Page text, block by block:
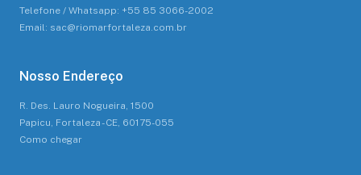
Telefone / Whatsapp: +55 85 3066-2002
Email: sac@riomarfortaleza.com.br
Nosso Endereço
R. Des. Lauro Nogueira, 1500
Papicu, Fortaleza - CE, 60175-055
Como chegar